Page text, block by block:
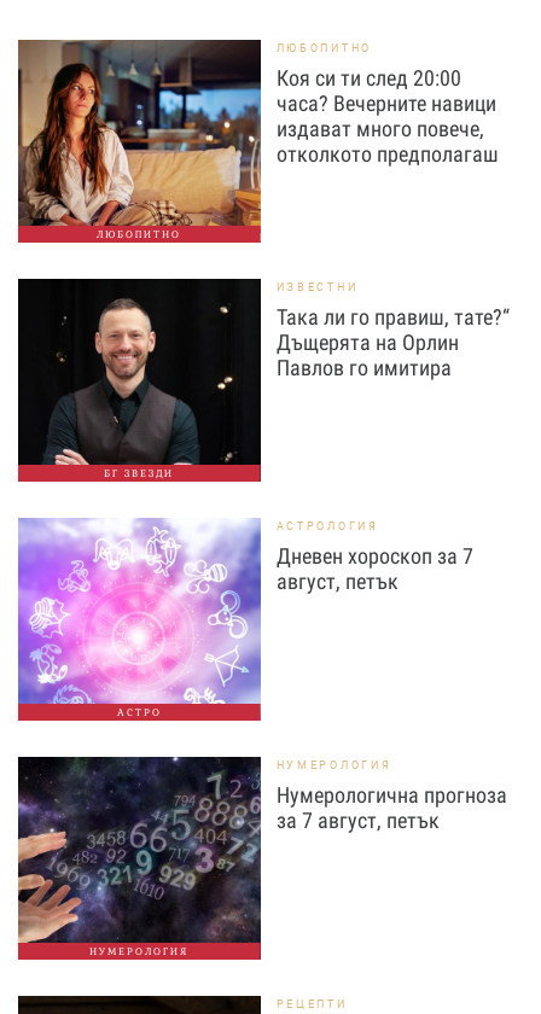
ЛЮБОПИТНО
ЛЮБОПИТНО
Коя си ти след 20:00
часа? Вечерните навици
издават много повече,
отколкото предполагаш
БГ ЗВЕЗДИ
ИЗВЕСТНИ
Така ли го правиш, тате?“
Дъщерята на Орлин
Павлов го имитира
АСТРО
АСТРОЛОГИЯ
Дневен хороскоп за 7
август, петък
НУМЕРОЛОГИЯ
НУМЕРОЛОГИЯ
Нумерологична прогноза
за 7 август, петък
РЕЦЕПТИ